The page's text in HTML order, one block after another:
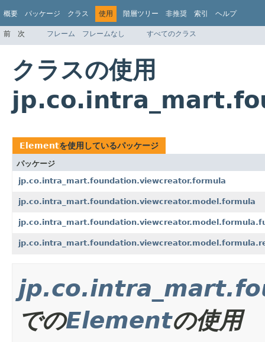
概要 パッケージ クラス 使用 階層ツリー 非推奨 索引 ヘルプ
前 次 フレーム フレームなし すべてのクラス
クラスの使用
Elementを使用しているパッケージ
パッケージ
jp.co.intra_mart.foundation.viewcreator.formula
jp.co.intra_mart.foundation.viewcreator.model.formula
でのElementの使用